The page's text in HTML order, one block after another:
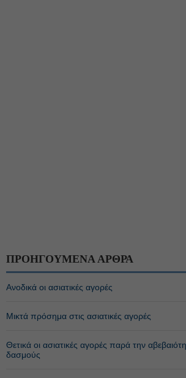
ΠΡΟΗΓΟΥΜΕΝΑ ΑΡΘΡΑ
Ανοδικά οι ασιατικές αγορές
Μικτά πρόσημα στις ασιατικές αγορές
Θετικά οι ασιατικές αγορές παρά την
δασμούς